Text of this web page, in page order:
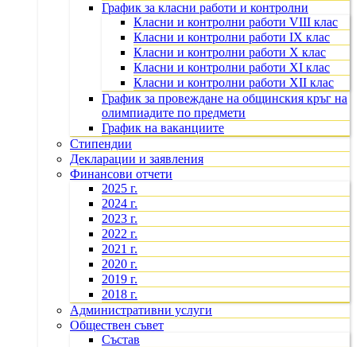
График за класни работи и контролни
Класни и контролни работи VIII клас
Класни и контролни работи IX клас
Класни и контролни работи X клас
Класни и контролни работи XI клас
Класни и контролни работи XII клас
График за провеждане на общинския кръг на
олимпиадите по предмети
График на ваканциите
Стипендии
Декларации и заявления
Финансови отчети
2025 г.
2024 г.
2023 г.
2022 г.
2021 г.
2020 г.
2019 г.
2018 г.
Административни услуги
Обществен съвет
Състав